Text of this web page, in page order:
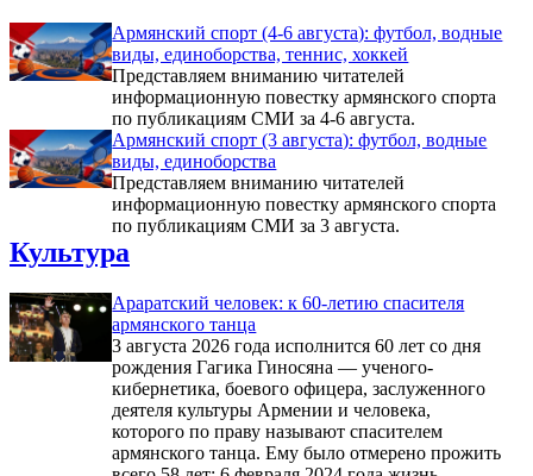
Армянский спорт (4-6 августа): футбол, водные
виды, единоборства, теннис, хоккей
Представляем вниманию читателей
информационную повестку армянского спорта
по публикациям СМИ за 4-6 августа.
Армянский спорт (3 августа): футбол, водные
виды, единоборства
Представляем вниманию читателей
информационную повестку армянского спорта
по публикациям СМИ за 3 августа.
Культура
Араратский человек: к 60-летию спасителя
армянского танца
3 августа 2026 года исполнится 60 лет со дня
рождения Гагика Гиносяна — ученого-
кибернетика, боевого офицера, заслуженного
деятеля культуры Армении и человека,
которого по праву называют спасителем
армянского танца. Ему было отмерено прожить